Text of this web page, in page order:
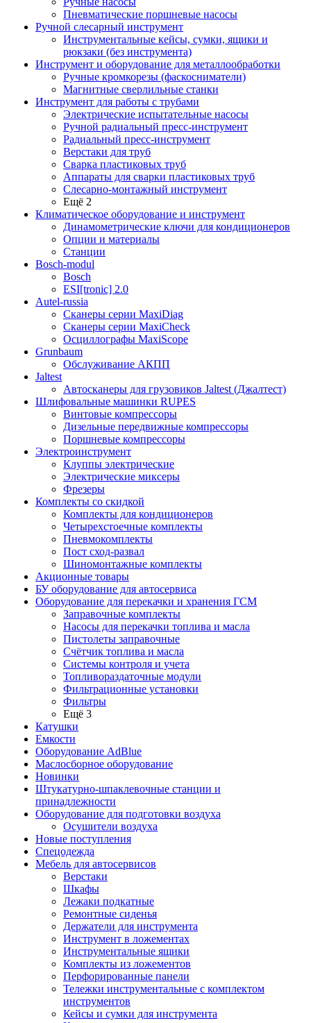
Пневматические поршневые насосы
Ручной слесарный инструмент
Инструментальные кейсы, сумки, ящики и
рюкзаки (без инструмента)
Инструмент и оборудование для металлообработки
Ручные кромкорезы (фаскосниматели)
Магнитные сверлильные станки
Инструмент для работы с трубами
Электрические испытательные насосы
Ручной радиальный пресс-инструмент
Радиальный пресс-инструмент
Верстаки для труб
Сварка пластиковых труб
Аппараты для сварки пластиковых труб
Слесарно-монтажный инструмент
Ещё 2
Климатическое оборудование и инструмент
Динамометрические ключи для кондиционеров
Опции и материалы
Станции
Bosch-modul
Bosch
ESI[tronic] 2.0
Autel-russia
Сканеры серии MaxiDiag
Сканеры серии MaxiCheck
Осциллографы MaxiScope
Grunbaum
Обслуживание АКПП
Jaltest
Автосканеры для грузовиков Jaltest (Джалтест)
Шлифовальные машинки RUPES
Винтовые компрессоры
Дизельные передвижные компрессоры
Поршневые компрессоры
Электроинструмент
Клуппы электрические
Электрические миксеры
Фрезеры
Комплекты со скидкой
Комплекты для кондиционеров
Четырехстоечные комплекты
Пневмокомплекты
Пост сход-развал
Шиномонтажные комплекты
Акционные товары
БУ оборудование для автосервиса
Оборудование для перекачки и хранения ГСМ
Заправочные комплекты
Насосы для перекачки топлива и масла
Пистолеты заправочные
Счётчик топлива и масла
Системы контроля и учета
Топливораздаточные модули
Фильтрационные установки
Фильтры
Ещё 3
Катушки
Емкости
Оборудование AdBlue
Маслосборное оборудование
Новинки
Штукатурно-шпаклевочные станции и
принадлежности
Оборудование для подготовки воздуха
Осушители воздуха
Новые поступления
Спецодежда
Мебель для автосервисов
Верстаки
Шкафы
Лежаки подкатные
Ремонтные сиденья
Держатели для инструмента
Инструмент в ложементах
Инструментальные ящики
Комплекты из ложементов
Перфорированные панели
Тележки инструментальные с комплектом
инструментов
Кейсы и сумки для инструмента